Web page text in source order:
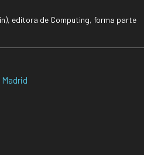
editora de Computing, forma parte
Madrid